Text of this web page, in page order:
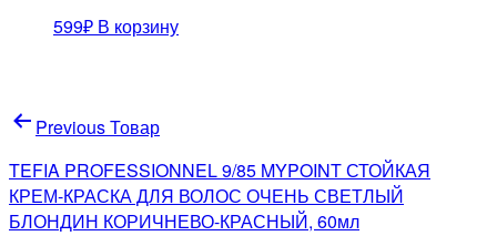
599₽ В корзину
Навигация
по
записям
Previous Товар
TEFIA PROFESSIONNEL 9/85 MYPOINT СТОЙКАЯ
КРЕМ-КРАСКА ДЛЯ ВОЛОС ОЧЕНЬ СВЕТЛЫЙ
БЛОНДИН КОРИЧНЕВО-КРАСНЫЙ, 60мл